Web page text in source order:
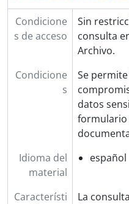
Congresos,
I - Instituciones
AyU -
Condicione
s de acceso
Sin
consulta
Archivo.
Condicione
s
Se
datos
formulario
Idioma del
material
español
Característi
La